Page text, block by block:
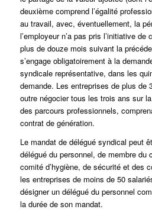
deuxième comprend l’égalité
au travail, avec, éventuellement, la
l’employeur n’a pas pris l’initiative
plus de douze mois suivant la
s’engage obligatoirement à la
syndicale représentative, dans les
demande. Les entreprises de plus de
outre négocier tous les trois ans sur
des parcours professionnels,
contrat de génération.
Le mandat de délégué syndical peut
délégué du personnel, de membre du
comité d’hygiène, de sécurité et des
les entreprises de moins de 50
désigner un délégué du personnel
la durée de son mandat.